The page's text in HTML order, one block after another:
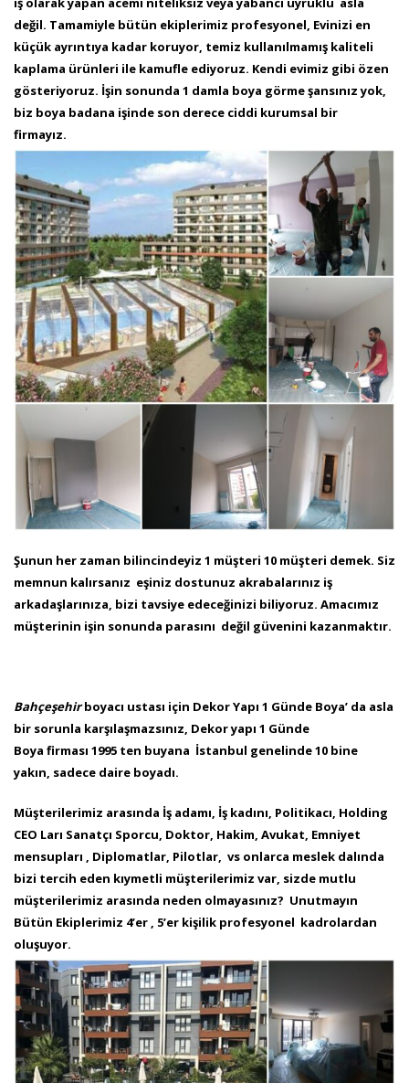
değil. Tamamiyle bütün ekiplerimiz profesyonel, Evinizi en
küçük ayrıntıya kadar koruyor, temiz kullanılmamış kaliteli
kaplama ürünleri ile kamufle ediyoruz. Kendi evimiz gibi özen
gösteriyoruz. İşin sonunda 1 damla boya görme şansınız yok,
biz boya badana işinde son derece ciddi kurumsal bir
firmayız.
Şunun her zaman bilincindeyiz 1 müşteri 10 müşteri demek. Siz
memnun kalırsanız eşiniz dostunuz akrabalarınız iş
arkadaşlarınıza, bizi tavsiye edeceğinizi biliyoruz. Amacımız
müşterinin işin sonunda parasını değil güvenini kazanmaktır.
Bahçeşehirboyacı ustası için Dekor Yapı 1 Günde Boya’ da asla
bir sorunla karşılaşmazsınız, Dekor yapı 1 Günde
Boya firması 1995 ten buyana İstanbul genelinde 10 bine
yakın, sadece daire boyadı.
Müşterilerimiz arasında İş adamı, İş kadını, Politikacı, Holding
CEO Ları Sanatçı Sporcu, Doktor, Hakim, Avukat, Emniyet
mensupları , Diplomatlar, Pilotlar, vs onlarca meslek dalında
bizi tercih eden kıymetli müşterilerimiz var, sizde mutlu
müşterilerimiz arasında neden olmayasınız? Unutmayın
Bütün Ekiplerimiz 4’er , 5’er kişilik profesyonel kadrolardan
oluşuyor.